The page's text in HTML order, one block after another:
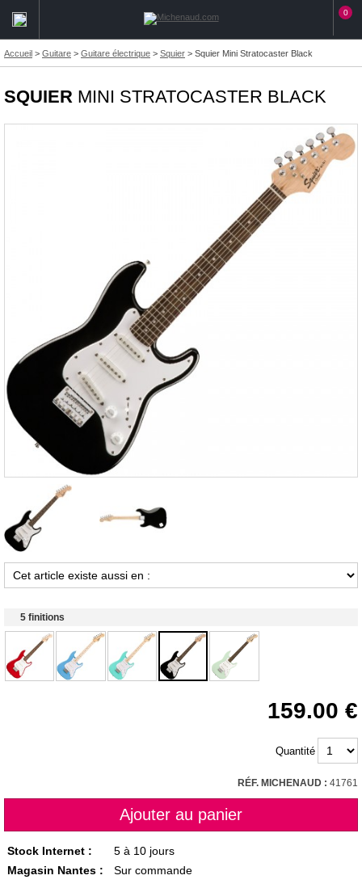
0
Accueil > Guitare > Guitare électrique > Squier > Squier Mini Stratocaster Black
SQUIER MINI STRATOCASTER BLACK
5 finitions
159.00
Quantité
RÉF. MICHENAUD : 41761
Stock Internet :
5 à 10 jours
Magasin Nantes :
Sur commande